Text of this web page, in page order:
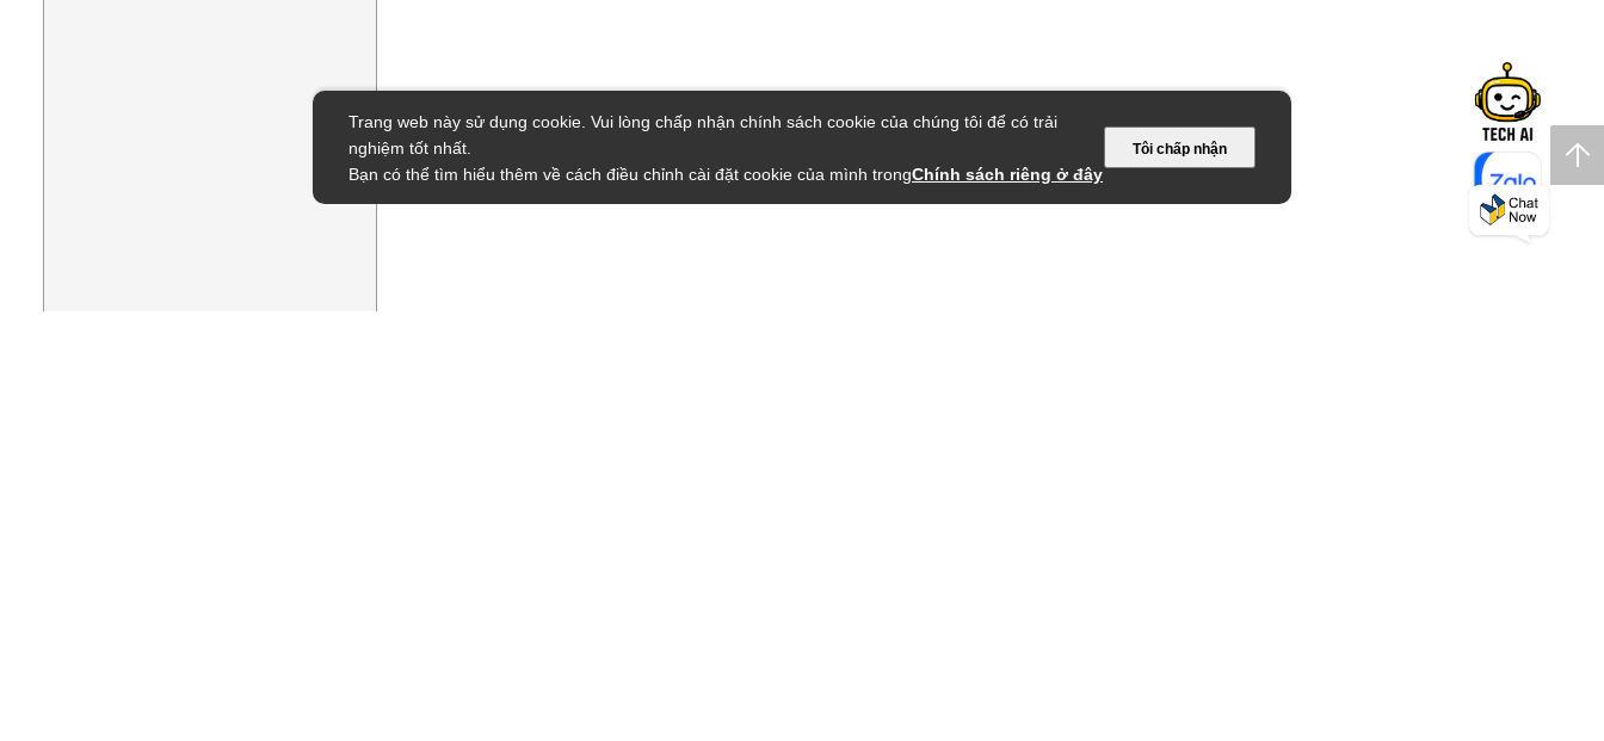
Trang web này sử dụng cookie. Vui lòng chấp nhận chính sách cookie của chúng tôi để có trải
nghiệm tốt nhất.
Bạn có thể tìm hiểu thêm về cách điều chỉnh cài đặt cookie của mình trongChính sách riêng ở đây
Tôi chấp nhận